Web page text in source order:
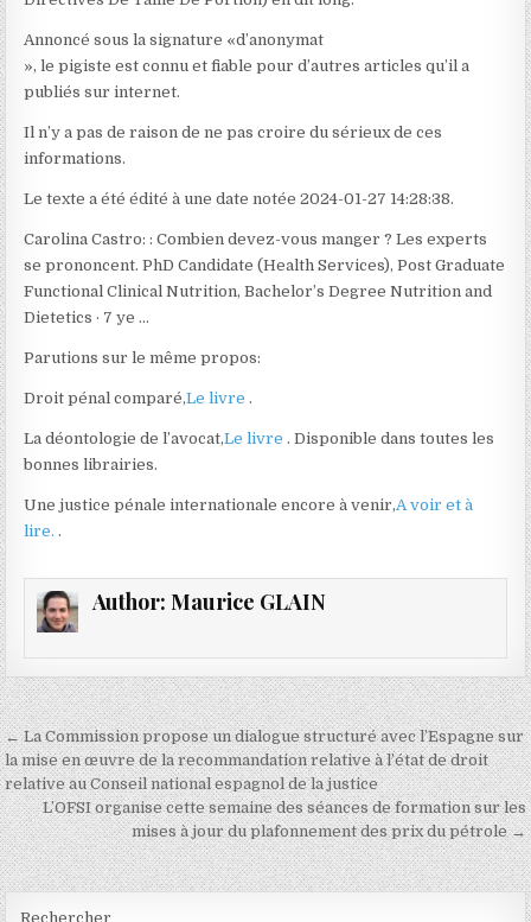
Annoncé sous la signature «d’anonymat
», le pigiste est connu et fiable pour d’autres articles qu’il a
publiés sur internet.
Il n’y a pas de raison de ne pas croire du sérieux de ces
informations.
Le texte a été édité à une date notée 2024-01-27 14:28:38.
Carolina Castro: : Combien devez-vous manger ? Les experts
se prononcent. PhD Candidate (Health Services), Post Graduate
Functional Clinical Nutrition, Bachelor’s Degree Nutrition and
Dietetics · 7 ye …
Parutions sur le même propos:
Droit pénal comparé,Le livre.
La déontologie de l’avocat,Le livre. Disponible dans toutes les
bonnes librairies.
Une justice pénale internationale encore à venir,A voir et à
lire..
Author: Maurice GLAIN
Navigation
de
l’article
← La Commission propose un dialogue structuré avec l’Espagne sur
la mise en œuvre de la recommandation relative à l’état de droit
relative au Conseil national espagnol de la justice
L’OFSI organise cette semaine des séances de formation sur les
mises à jour du plafonnement des prix du pétrole →
Rechercher